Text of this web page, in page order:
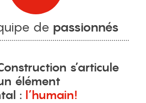
de passionnés
s’articule
élément
: l’humain!